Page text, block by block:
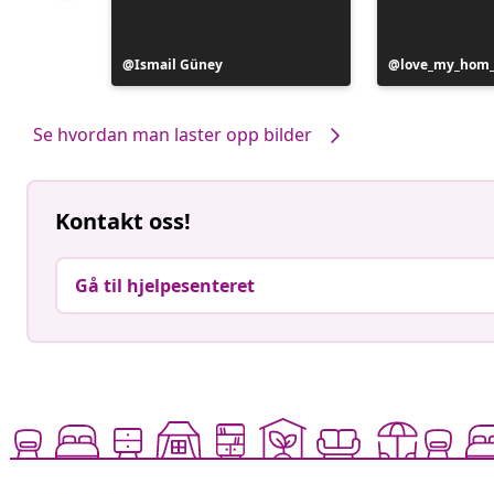
Innlegg
publisert
Ismail Güney
Innlegg
publisert
love_my_hom_
Se hvordan man laster opp bilder
Kontakt oss!
Gå til hjelpesenteret